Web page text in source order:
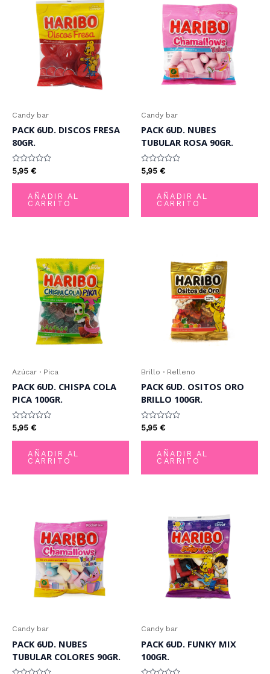
Candy bar
PACK 6UD. DISCOS FRESA
80GR.
Valorado
con
0
5,95 €
AÑADIR AL
CARRITO
Candy bar
PACK 6UD. NUBES
TUBULAR ROSA 90GR.
Valorado
con
0
5,95 €
AÑADIR AL
CARRITO
Azúcar · Pica
PACK 6UD. CHISPA COLA
PICA 100GR.
Valorado
con
0
5,95 €
AÑADIR AL
CARRITO
Brillo · Relleno
PACK 6UD. OSITOS ORO
BRILLO 100GR.
Valorado
con
0
5,95 €
AÑADIR AL
CARRITO
Candy bar
PACK 6UD. NUBES
TUBULAR COLORES 90GR.
Candy bar
PACK 6UD. FUNKY MIX
100GR.